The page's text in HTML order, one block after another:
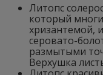
Литопс
который
хризантемой,
серовато-
размытыми
Верхушка